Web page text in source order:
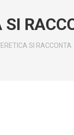
SI
SI RACCONTA